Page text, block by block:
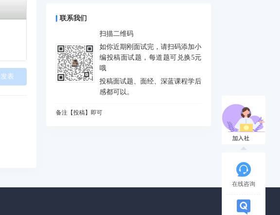
发表
预积分中的bias如何处理
IMU测量方程是什么？噪声模型是什么？
动态场景对定位和建图分别有什么影响
如何判断是否出现激光退化情况，为什么会出
现？如何解决？
在vio做FEJ主要是为了防止哪个自由度由不可观
什么是NDT配准
初始化过程对相机运动的要求
联系我们
扫描二维码
如你近期刚面试完，请扫码添加小
编投稿面试题，每道题可兑换5元
哦
投稿面试题、面经、深蓝课程学后
感都可以。
备注【投稿】即可
在线咨询